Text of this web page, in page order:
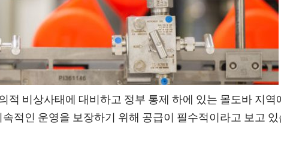
비상사태에 대비하고 정부 통제 하에 있는 몰도바 지역
적인 운영을 보장하기 위해 공급이 필수적이라고 보고